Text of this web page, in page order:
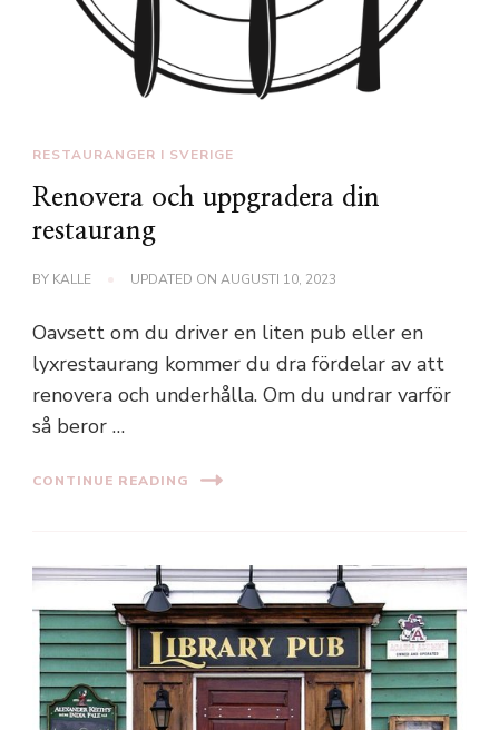
RESTAURANGER I SVERIGE
Renovera och uppgradera din
restaurang
BY KALLE UPDATED ON AUGUSTI 10, 2023
Oavsett om du driver en liten pub eller en
lyxrestaurang kommer du dra fördelar av att
renovera och underhålla. Om du undrar varför
så beror …
CONTINUE READING